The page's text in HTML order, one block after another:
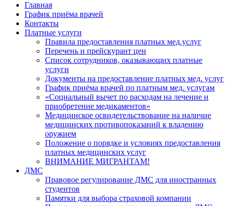
Главная
График приёма врачей
Контакты
Платные услуги
Правила предоставления платных мед.услуг
Перечень и прейскурант цен
Список сотрудников, оказывающих платные
услуги
Документы на предоставление платных мед. услуг
График приёма врачей по платным мед. услугам
«Социальный вычет по расходам на лечение и
приобретение медикаментов»
Медицинское освидетельствование на наличие
медицинских противопоказаний к владению
оружием
Положение о порядке и условиях предоставления
платных медицинских услуг
ВНИМАНИЕ МИГРАНТАМ!
ДМС
Правовое регулирование ДМС для иностранных
студентов
Памятки для выбора страховой компании